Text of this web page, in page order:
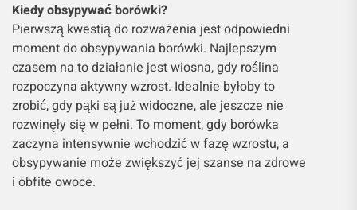
Kiedy obsypywać borówki?
Pierwszą kwestią do rozważenia jest odpowiedni
moment do obsypywania borówki. Najlepszym
czasem na to działanie jest wiosna, gdy roślina
rozpoczyna aktywny wzrost. Idealnie byłoby to
zrobić, gdy pąki są już widoczne, ale jeszcze nie
rozwinęły się w pełni. To moment, gdy borówka
zaczyna intensywnie wchodzić w fazę wzrostu, a
obsypywanie może zwiększyć jej szanse na zdrowe
i obfite owoce.